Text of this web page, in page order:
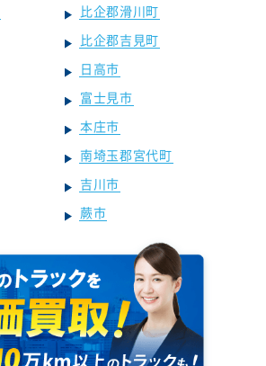
比企郡滑川町
比企郡吉見町
日高市
富士見市
本庄市
南埼玉郡宮代町
吉川市
蕨市